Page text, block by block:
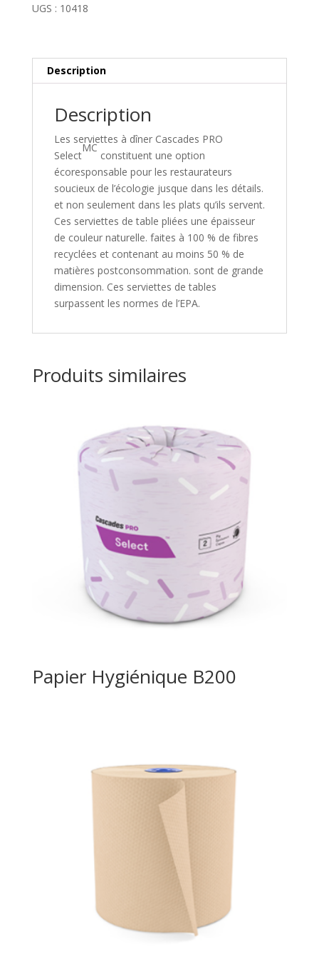
UGS : 10418
Description
Description
Les serviettes à dîner Cascades PRO
Select
MC
constituent une option
écoresponsable pour les restaurateurs
soucieux de l’écologie jusque dans les détails.
et non seulement dans les plats qu’ils servent.
Ces serviettes de table pliées une épaisseur
de couleur naturelle. faites à 100 % de fibres
recyclées et contenant au moins 50 % de
matières postconsommation. sont de grande
dimension. Ces serviettes de tables
surpassent les normes de l’EPA.
Produits similaires
Papier Hygiénique B200